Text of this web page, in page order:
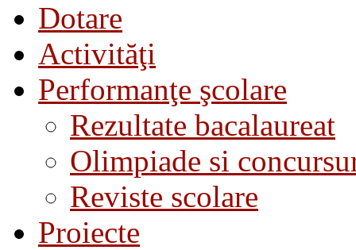
Dotare
Activităţi
Performanţe şcolare
Rezultate bacalaureat
Olimpiade si
Reviste scolare
Proiecte